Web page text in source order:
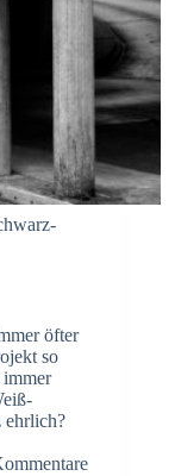
öfter
so
immer
ehrlich?